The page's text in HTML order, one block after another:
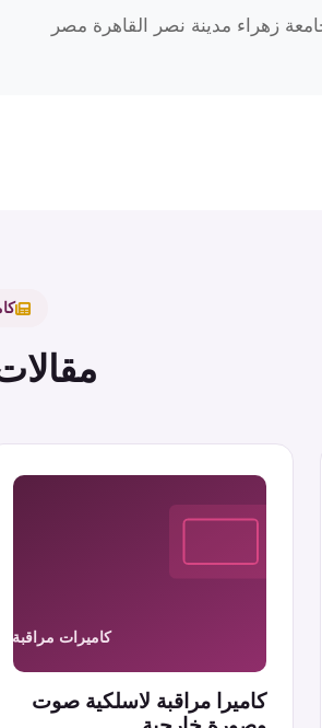
كاميرا مراقبة لاسلكية صوت